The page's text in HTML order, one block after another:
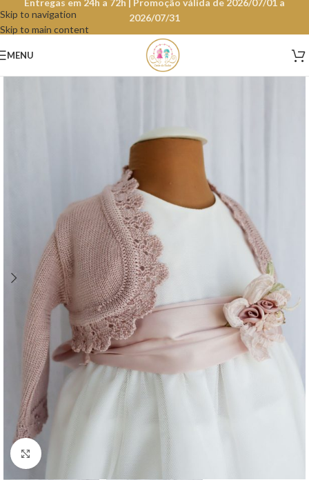
Skip to navigation
Skip to main content
Entregas em 24h a 72h | Promoção válida de 2026/07/01 a
2026/07/31
MENU
Clique para aumentar